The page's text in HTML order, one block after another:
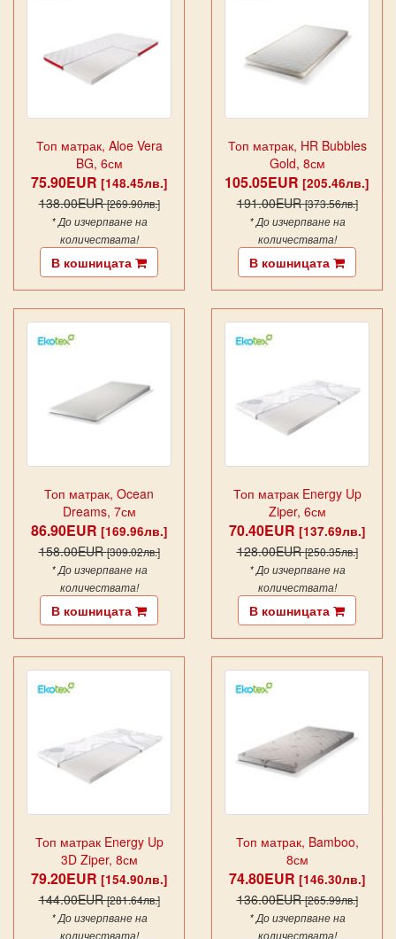
Топ матрак, Aloe Vera
BG, 6см
75.90EUR [148.45лв.]
138.00EUR[269.90лв.]
* До изчерпване на
количествата!
В кошницата
Топ матрак, HR Bubbles
Gold, 8см
105.05EUR [205.46лв.]
191.00EUR[373.56лв.]
* До изчерпване на
количествата!
В кошницата
Топ матрак, Ocean
Dreams, 7см
86.90EUR [169.96лв.]
158.00EUR[309.02лв.]
* До изчерпване на
количествата!
В кошницата
Топ матрак Energy Up
Ziper, 6см
70.40EUR [137.69лв.]
128.00EUR[250.35лв.]
* До изчерпване на
количествата!
В кошницата
Топ матрак Energy Up
3D Ziper, 8см
79.20EUR [154.90лв.]
144.00EUR[281.64лв.]
* До изчерпване на
количествата!
Топ матрак, Bamboo,
8см
74.80EUR [146.30лв.]
136.00EUR[265.99лв.]
* До изчерпване на
количествата!